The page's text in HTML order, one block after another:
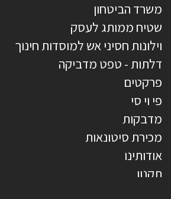
משרד הביטחון
שטיח ממותג לעסק
וילונות חסיני אש למוסדות חינוך
דלתות - טפט מדביקה
פרקטים
פי וי סי
מדבקות
מכירת סיטונאות
אודותינו
תקנון